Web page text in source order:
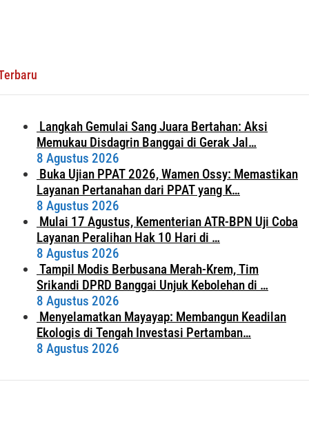
Langkah Gemulai Sang Juara Bertahan: Aksi
Memukau Disdagrin Banggai di Gerak Jal…
8 Agustus 2026
Buka Ujian PPAT 2026, Wamen Ossy: Memastikan
Layanan Pertanahan dari PPAT yang K…
8 Agustus 2026
Mulai 17 Agustus, Kementerian ATR-BPN Uji Coba
Layanan Peralihan Hak 10 Hari di …
8 Agustus 2026
Tampil Modis Berbusana Merah-Krem, Tim
Srikandi DPRD Banggai Unjuk Kebolehan di …
8 Agustus 2026
Menyelamatkan Mayayap: Membangun Keadilan
Ekologis di Tengah Investasi Pertamban…
8 Agustus 2026